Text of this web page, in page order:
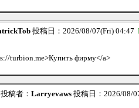
投稿日：2026/08/07(Fri) 04:47
turbion.me>Купить фирму</a>
投稿者： Larryevaws 投稿日：2026/08/